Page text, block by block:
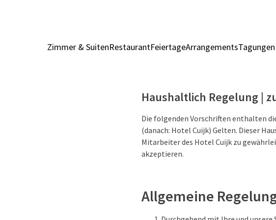
Zimmer & SuitenRestaurantFeiertageArrangements
Haushaltlich Regelung |
Die folgenden Vorschriften enthalten
(danach: Hotel Cuijk) Gelten. Dieser
Mitarbeiter des Hotel Cuijk zu
akzeptieren.
Allgemeine